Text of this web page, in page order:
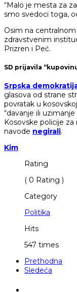
“Malo je mesta za
smo svedoci toga,
Osim na
zdravstvenim
Prizren i Peć.
SD prijavila
Srpska
glasova od strane
povratak u
“davanje ili
Kosovske policije
navode negirali.
Kim
Rating
( 0 Rating )
Category
Politika
Hits
547 times
Prethodna
Sledeća